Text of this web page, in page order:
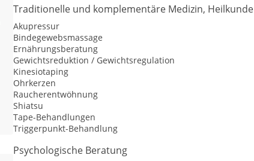
Traditionelle und komplementäre Medizin, Heilkunde
Akupressur
Bindegewebsmassage
Ernährungsberatung
Gewichtsreduktion / Gewichtsregulation
Kinesiotaping
Ohrkerzen
Raucherentwöhnung
Shiatsu
Tape-Behandlungen
Triggerpunkt-Behandlung
Psychologische Beratung